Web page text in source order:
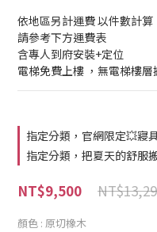
依地區另計運費 以件數計算
請參考下方運費表
含專人到府安裝+定位
電梯免費上樓 ，無電梯樓
指定分類，官網限定💥寢
指定分類，把夏天的舒服
NT$9,500
顏色 : 原切橡木